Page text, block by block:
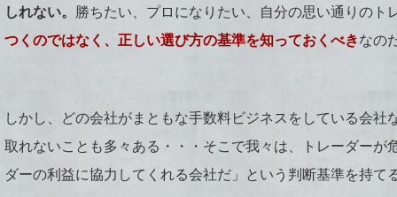
しれない。 勝ちたい、プロになりたい、自分の思い通りのト
つくのではなく、正しい選び方の基準を知っておくべきなの
しかし、どの会社がまともな手数料ビジネスをしている会
取れないことも多々ある・・・そこで我々は、トレーダー
ダーの利益に協力してくれる会社だ」という判断基準を持て